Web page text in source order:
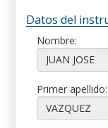
Datos del
Nombre:
Primer apellido: